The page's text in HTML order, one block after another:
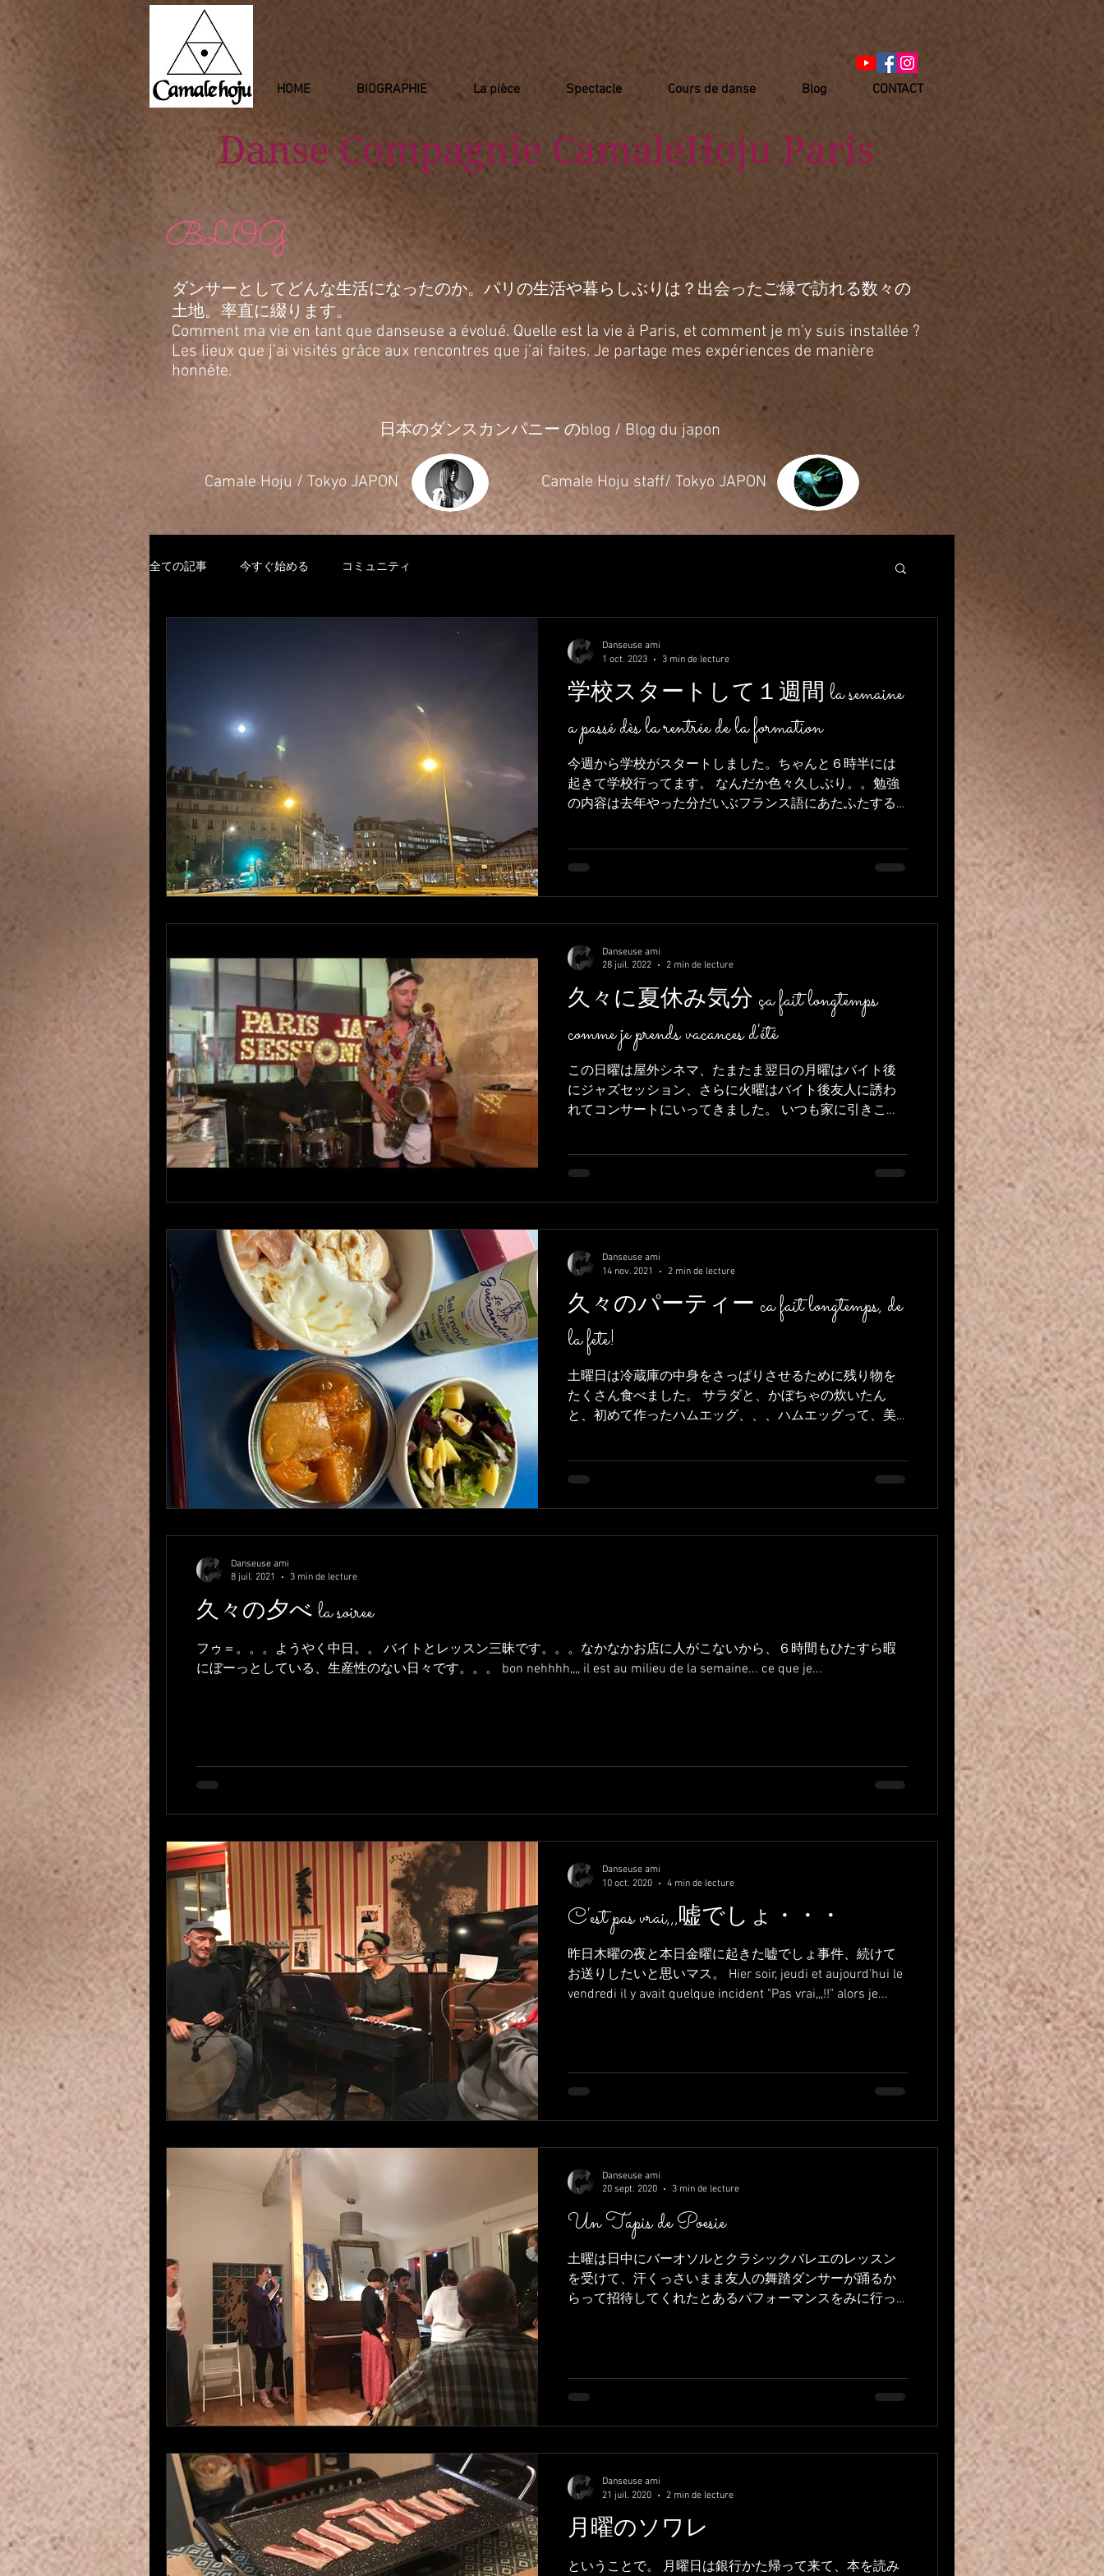
HOME BIOGRAPHIE La pièce Spectacle Cours de danse Blog CONTACT
Danse Compagnie ​ CamaleHoju Paris
BLOG
ダンサーとしてどんな生活になったのか。パリの生活や暮らしぶりは？出会ったご縁で訪れる数々の
土地。率直に綴ります。
Comment ma vie en tant que danseuse a évolué. Quelle est la vie à Paris, et comment je m’y suis installée ?
Les lieux que j’ai visités grâce aux rencontres que j’ai faites. Je partage mes expériences de manière
honnête.
日本のダンスカンパニー のblog / Blog du japon
​Camale Hoju / Tokyo JAPON ​Camale Hoju staff/ Tokyo JAPON
全ての記事 今すぐ始める コミュニティ
学校スタートして１週間 la semaine
a passé dès la rentrée de la formation
今週から学校がスタートしました。ちゃんと６時半には
起きて学校行ってます。 なんだか色々久しぶり。。勉強
の内容は去年やった分だいぶフランス語にあたふたする
Danseuse ami
1 oct. 2023
3 min de lecture
久々に夏休み気分 ça fait longtemps
comme je prends vacances d'été
この日曜は屋外シネマ、たまたま翌日の月曜はバイト後
にジャズセッション、さらに火曜はバイト後友人に誘わ
れてコンサートにいってきました。 いつも家に引きこも
Danseuse ami
28 juil. 2022
2 min de lecture
久々のパーティー ca fait longtemps, de
la fete!
土曜日は冷蔵庫の中身をさっぱりさせるために残り物を
たくさん食べました。 サラダと、かぼちゃの炊いたん
と、初めて作ったハムエッグ、、、ハムエッグって、美
Danseuse ami
14 nov. 2021
2 min de lecture
久々の夕べ la soiree
フゥ＝。。。ようやく中日。。 バイトとレッスン三昧です。。。なかなかお店に人がこないから、６時間もひたすら暇
にぼーっとしている、生産性のない日々です。。。 bon nehhhh,,,, il est au milieu de la semaine... ce que je...
Danseuse ami
8 juil. 2021
3 min de lecture
C'est pas vrai,,,嘘でしょ・・・
昨日木曜の夜と本日金曜に起きた嘘でしょ事件、続けて
お送りしたいと思いマス。 Hier soir, jeudi et aujourd'hui le
vendredi il y avait quelque incident "Pas vrai,,,!!" alors je...
Danseuse ami
10 oct. 2020
4 min de lecture
Un Tapis de Poesie
土曜は日中にバーオソルとクラシックバレエのレッスン
を受けて、汗くっさいまま友人の舞踏ダンサーが踊るか
らって招待してくれたとあるパフォーマンスをみに行っ
Danseuse ami
20 sept. 2020
3 min de lecture
月曜のソワレ
ということで。 月曜日は銀行かた帰って来て、本を読み
Danseuse ami
21 juil. 2020
2 min de lecture